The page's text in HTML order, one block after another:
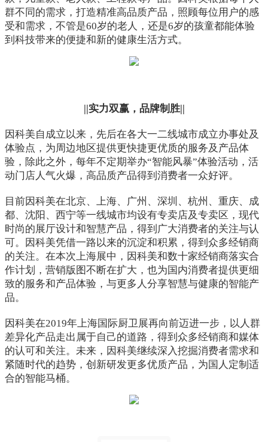
群不同的需求，打造精准高品质产品，照顾每位用户的感
受和需求，不管是60岁的老人，还是6岁的孩童都能体验
到科技带来的便捷和新的健康生活方式。
||实力双赢，品牌制胜||
因科美自成立以来，先后在各大一二线城市成立办事处及
体验点，为周边地区提供更快捷更优质的服务及产品体
验，除此之外，每年不定期举办“智能风暴”体验活动，活
动门店人气火爆，高品质产品得到消费者一众好评。
目前因科美在北京、上海、广州、深圳、杭州、重庆、成
都、沈阳、西宁等一线城市均设有专卖店及专卖区，现代
时尚的展厅设计和智慧产品，得到广大消费者的关注与认
可。因科美凭借一路以来的沉淀和积累，得到众多经销商
的关注。在本次上海展中，因科美和数十家经销商落实合
作计划，营销版图不断在扩大，也为国内消费者提供更细
致的服务和产品体验，与更多人分享智慧与健康的智能产
品。
因科美在2019年上海国际厨卫展再向前迈进一步，以人群
差异化产品走出属于自己的道路，得到众多经销商和媒体
的认可和关注。未来，因科美继续深入挖掘消费者需求和
紧随时代的趋势，创新研发更多优质产品，为国人定制适
合的智能马桶。